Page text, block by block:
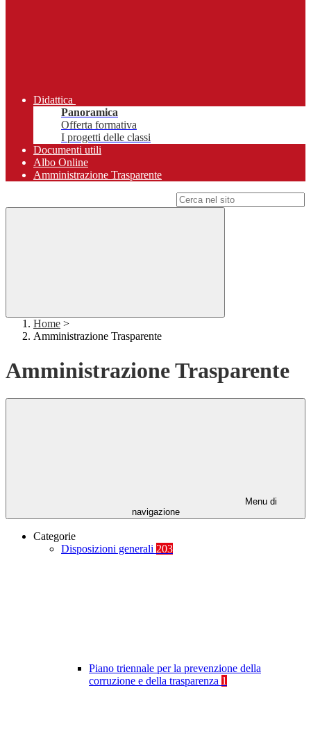
Didattica
Panoramica
Offerta formativa
I progetti delle classi
Documenti utili
Albo Online
Amministrazione Trasparente
Home >
Amministrazione Trasparente
Amministrazione Trasparente
Menu di
navigazione
Categorie
Disposizioni generali 203
Piano triennale per la prevenzione della
corruzione e della trasparenza 1